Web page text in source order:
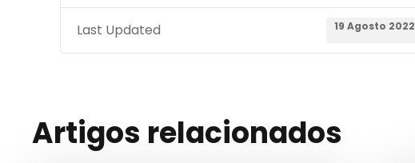
Last Updated 19 Agosto 2022
Artigos relacionados